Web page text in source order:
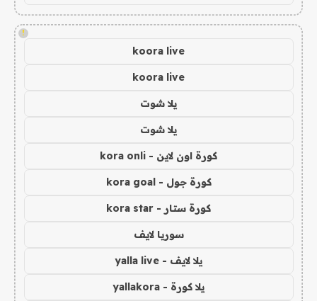
!
koora live
koora live
يلا شوت
يلا شوت
كورة اون لاين - kora onli
كورة جول - kora goal
كورة ستار - kora star
سوريا لايف
يلا لايف - yalla live
يلا كورة - yallakora